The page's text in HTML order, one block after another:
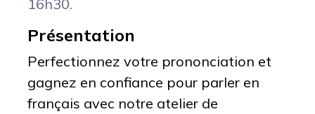
16h30.
Présentation
Perfectionnez votre prononciation et
gagnez en confiance pour parler en
français avec notre atelier de